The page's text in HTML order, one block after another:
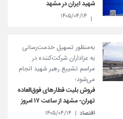
شهید ایران در مشهد
۱۴۰۵/۰۴/۱۴
به‌منظور تسهیل خدمت‌رسانی
به عزاداران شرکت‌کننده در
مراسم تشییع رهبر شهید انجام
می‌شود؛
فروش بلیت قطارهای فوق‌العاده
تهران- مشهد از ساعت ۱۷ امروز
اقتصاد ۱۴۰۵/۰۴/۱۴